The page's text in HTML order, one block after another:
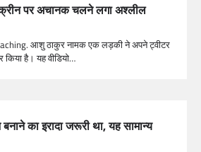
पर अचानक चलने लगा अश्लील
आशु ठाकुर नामक एक लड़की ने अपने ट्वीटर
है। यह वीडियो…
का इरादा जरूरी था, यह सामान्य